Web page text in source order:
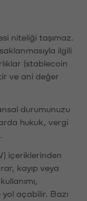
niteliği taşımaz.
ilgili
(stablecoin
ve ani değer
durumunuzu
hukuk, vergi
içeriklerinden
kayıp veya
yol açabilir. Bazı